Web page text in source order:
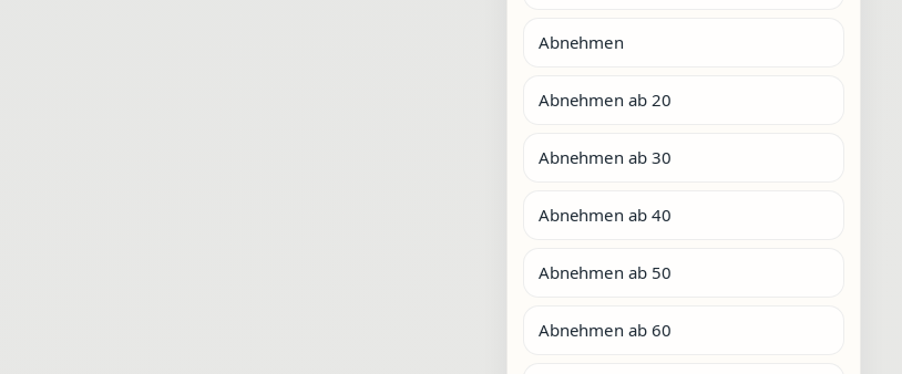
Abnehmen
Abnehmen ab 20
Abnehmen ab 30
Abnehmen ab 40
Abnehmen ab 50
Abnehmen ab 60